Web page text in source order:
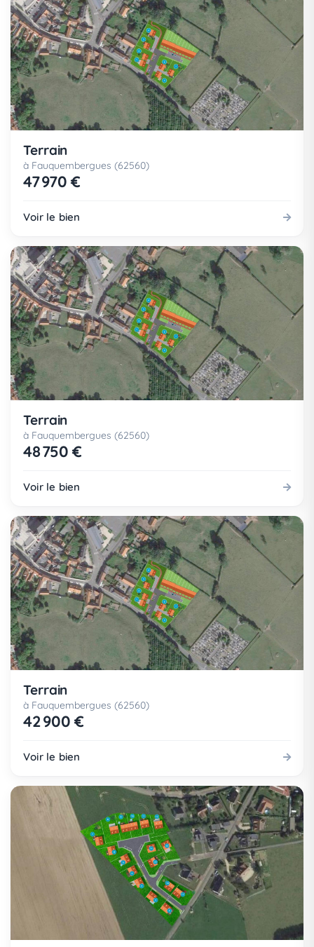
Terrain
à Fauquembergues (62560)
47 970 €
Voir le bien
Terrain
à Fauquembergues (62560)
48 750 €
Voir le bien
Terrain
à Fauquembergues (62560)
42 900 €
Voir le bien